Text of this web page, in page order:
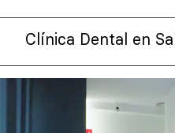
Clínica Dental en